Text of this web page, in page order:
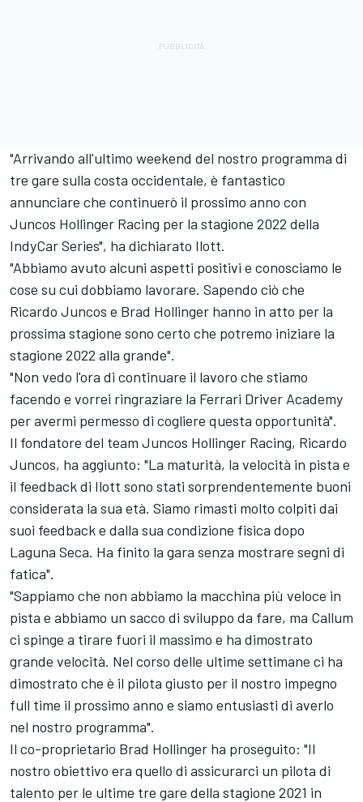
"Arrivando all'ultimo weekend del nostro programma di
tre gare sulla costa occidentale, è fantastico
annunciare che continuerò il prossimo anno con
Juncos Hollinger Racing per la stagione 2022 della
IndyCar Series", ha dichiarato Ilott.
"Abbiamo avuto alcuni aspetti positivi e conosciamo le
cose su cui dobbiamo lavorare. Sapendo ciò che
Ricardo Juncos e Brad Hollinger hanno in atto per la
prossima stagione sono certo che potremo iniziare la
stagione 2022 alla grande".
"Non vedo l'ora di continuare il lavoro che stiamo
facendo e vorrei ringraziare la Ferrari Driver Academy
per avermi permesso di cogliere questa opportunità".
Il fondatore del team Juncos Hollinger Racing, Ricardo
Juncos, ha aggiunto: "La maturità, la velocità in pista e
il feedback di Ilott sono stati sorprendentemente buoni
considerata la sua età. Siamo rimasti molto colpiti dai
suoi feedback e dalla sua condizione fisica dopo
Laguna Seca. Ha finito la gara senza mostrare segni di
fatica".
"Sappiamo che non abbiamo la macchina più veloce in
pista e abbiamo un sacco di sviluppo da fare, ma Callum
ci spinge a tirare fuori il massimo e ha dimostrato
grande velocità. Nel corso delle ultime settimane ci ha
dimostrato che è il pilota giusto per il nostro impegno
full time il prossimo anno e siamo entusiasti di averlo
nel nostro programma".
Il co-proprietario Brad Hollinger ha proseguito: "Il
nostro obiettivo era quello di assicurarci un pilota di
talento per le ultime tre gare della stagione 2021 in